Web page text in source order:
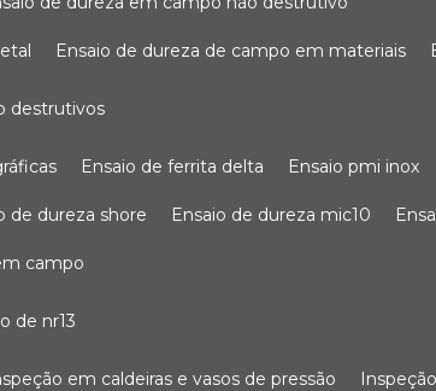
ensaio de dureza de campo em materiais
destrutivos
ensaio de ferrita delta ensaio pmi inox
de dureza shore ensaio de dureza mic10
campo
de nr13
em caldeiras e vasos de pressão